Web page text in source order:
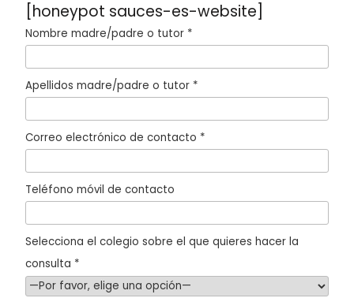
[honeypot sauces-es-website]
Nombre madre/padre o tutor *
Apellidos madre/padre o tutor *
Correo electrónico de contacto *
Teléfono móvil de contacto
Selecciona el colegio sobre el que quieres hacer la
consulta *